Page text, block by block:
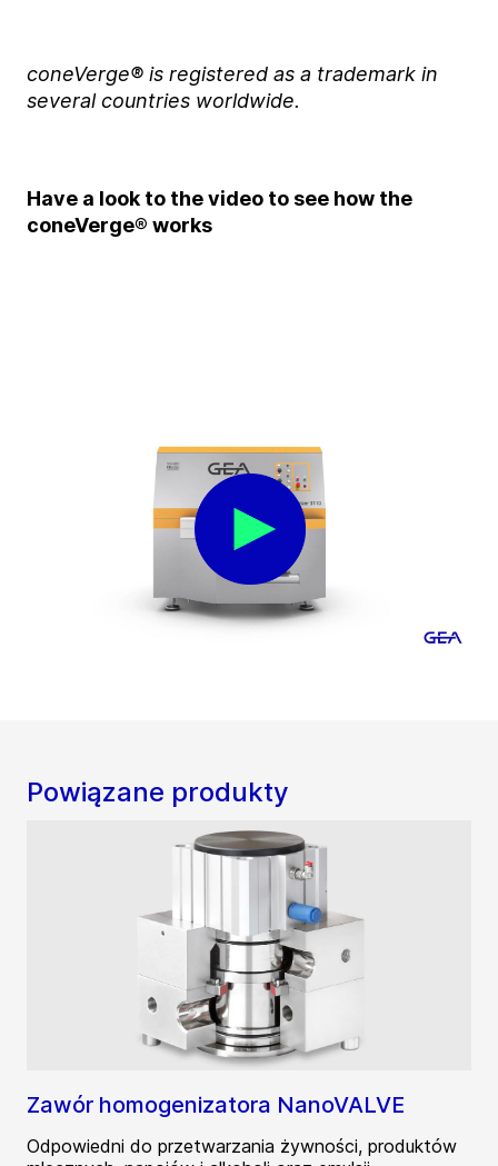
coneVerge® is registered as a trademark in
several countries worldwide.
Have a look to the video to see how the
coneVerge® works
Powiązane produkty
Zawór homogenizatora NanoVALVE
Odpowiedni do przetwarzania żywności, produktów